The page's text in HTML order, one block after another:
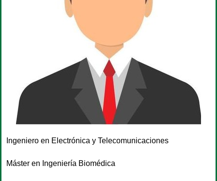
Ingeniero en Electrónica y Telecomunicaciones
Máster en Ingeniería Biomédica